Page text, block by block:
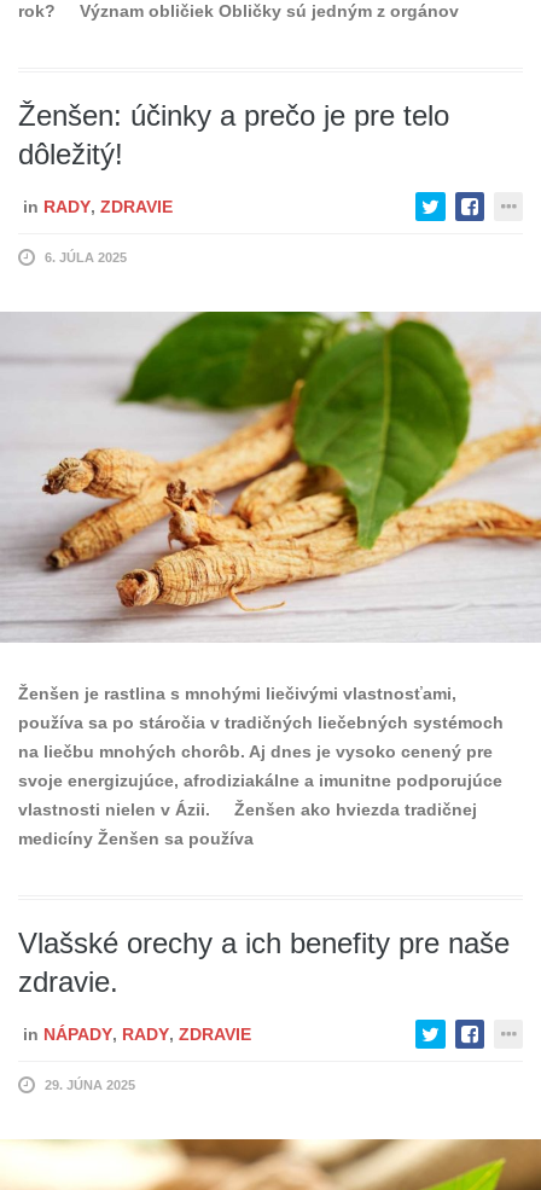
rok? Význam obličiek Obličky sú jedným z orgánov
Ženšen: účinky a prečo je pre telo
dôležitý!
in RADY, ZDRAVIE
6. JÚLA 2025
Ženšen je rastlina s mnohými liečivými vlastnosťami,
používa sa po stáročia v tradičných liečebných systémoch
na liečbu mnohých chorôb. Aj dnes je vysoko cenený pre
svoje energizujúce, afrodiziakálne a imunitne podporujúce
vlastnosti nielen v Ázii. Ženšen ako hviezda tradičnej
medicíny Ženšen sa používa
Vlašské orechy a ich benefity pre naše
zdravie.
in NÁPADY, RADY, ZDRAVIE
29. JÚNA 2025